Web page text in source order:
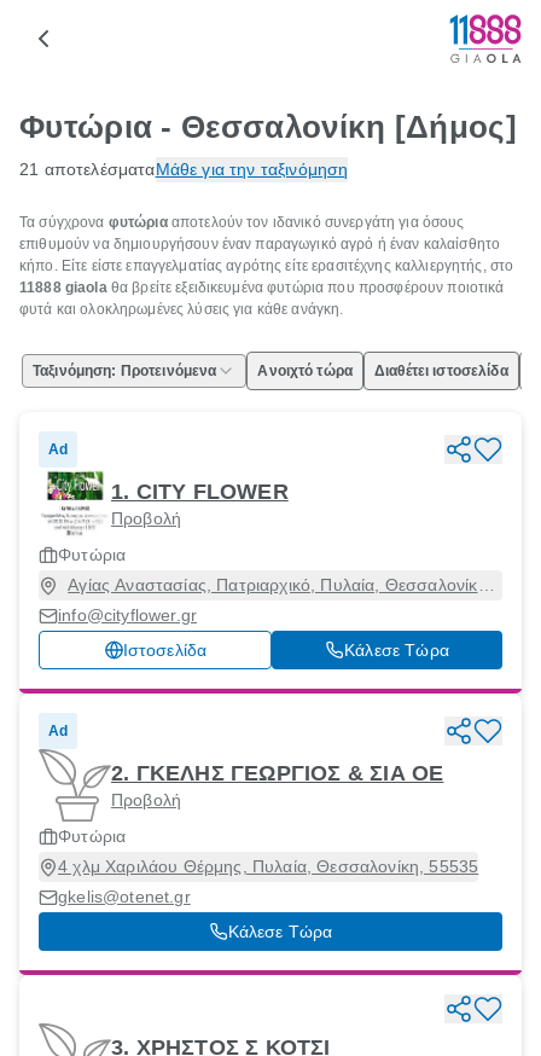
Φυτώρια - Θεσσαλονίκη [Δήμος]
21 αποτελέσματαΜάθε για την ταξινόμηση
Τα σύγχρονα φυτώριααποτελούν τον ιδανικό συνεργάτη για όσους
επιθυμούν να δημιουργήσουν έναν παραγωγικό αγρό ή έναν καλαίσθητο
κήπο. Είτε είστε επαγγελματίας αγρότης είτε ερασιτέχνης καλλιεργητής, στο
11888 giaolaθα βρείτε εξειδικευμένα φυτώρια που προσφέρουν ποιοτικά
φυτά και ολοκληρωμένες λύσεις για κάθε ανάγκη.
Ταξινόμηση: Προτεινόμενα Ανοιχτό τώρα Διαθέτει ιστοσελίδα
Ad
1. CITY FLOWER
Προβολή
Φυτώρια
Αγίας Αναστασίας, Πατριαρχικό, Πυλαία, Θεσσαλονίκη,
info@cityflower.gr
Ιστοσελίδα
Κάλεσε Τώρα
Ad
2. ΓΚΕΛΗΣ ΓΕΩΡΓΙΟΣ & ΣΙΑ ΟΕ
Προβολή
Φυτώρια
4 χλμ Χαριλάου Θέρμης, Πυλαία, Θεσσαλονίκη, 55535
gkelis@otenet.gr
Κάλεσε Τώρα
3. ΧΡΗΣΤΟΣ Σ ΚΟΤΣΙ